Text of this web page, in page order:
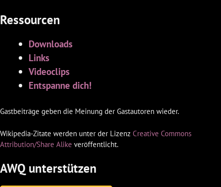
Ressourcen
Downloads
Links
Videoclips
Entspanne dich!
Gastbeiträge geben die Meinung der Gastautoren wieder.
Wikipedia-Zitate werden unter der Lizenz Creative Commons
Attribution/Share Alike veröffentlicht.
AWQ unterstützen